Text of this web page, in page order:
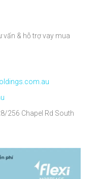
vấn & hỗ trợ vay mua
256 Chapel Rd South